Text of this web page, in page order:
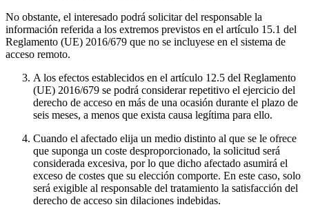
No obstante, el interesado podrá solicitar del responsable la
información referida a los extremos previstos en el artículo 15.1 del
Reglamento (UE) 2016/679 que no se incluyese en el sistema de
acceso remoto.
A los efectos establecidos en el artículo 12.5 del Reglamento
(UE) 2016/679 se podrá considerar repetitivo el ejercicio del
derecho de acceso en más de una ocasión durante el plazo de
seis meses, a menos que exista causa legítima para ello.
Cuando el afectado elija un medio distinto al que se le ofrece
que suponga un coste desproporcionado, la solicitud será
considerada excesiva, por lo que dicho afectado asumirá el
exceso de costes que su elección comporte. En este caso, solo
será exigible al responsable del tratamiento la satisfacción del
derecho de acceso sin dilaciones indebidas.